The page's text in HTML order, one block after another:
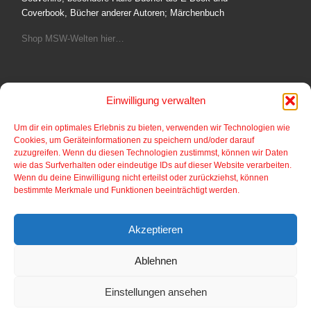
Einwilligung verwalten
Um dir ein optimales Erlebnis zu bieten, verwenden wir Technologien wie
Cookies, um Geräteinformationen zu speichern und/oder darauf
zuzugreifen. Wenn du diesen Technologien zustimmst, können wir Daten
wie das Surfverhalten oder eindeutige IDs auf dieser Website verarbeiten.
Wenn du deine Einwilligung nicht erteilst oder zurückziehst, können
bestimmte Merkmale und Funktionen beeinträchtigt werden.
Akzeptieren
Ablehnen
Einstellungen ansehen
Coverbook, Bücher anderer Autoren; Märchenbuch
Shop MSW-Welten hier…
Bilder aus dem Comic und Cartoonbereich von
Postkartengröße bis gerahmte Bilder auf verschiedene
Materialien.
Halle Inside Alle Rechte vorbehalten